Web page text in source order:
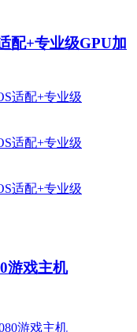
配+专业级GPU加
游戏主机